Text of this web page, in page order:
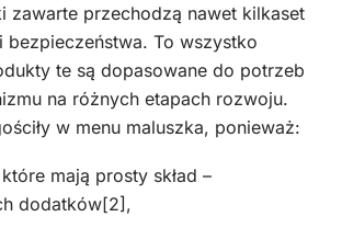
zawarte przechodzą nawet kilkaset
bezpieczeństwa. To wszystko
te są dopasowane do potrzeb
na różnych etapach rozwoju.
w menu maluszka, ponieważ:
mają prosty skład –
dodatków[2],